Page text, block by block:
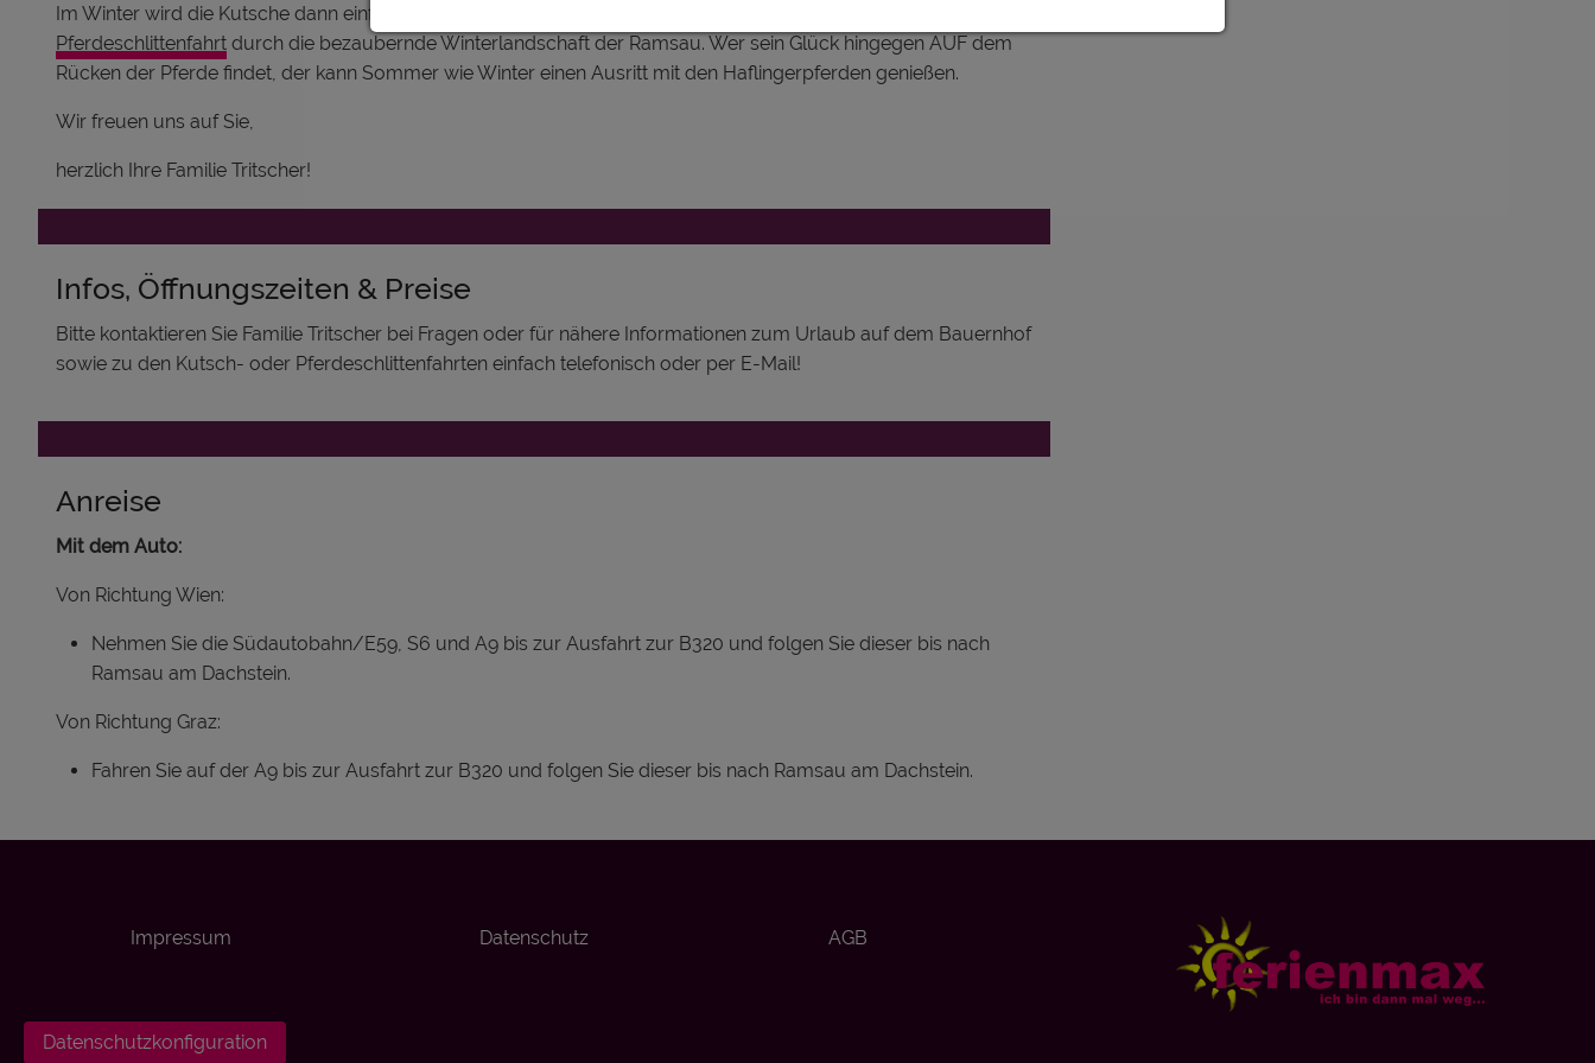
Im Winter wird die Kutsche dann einfach gegen einen Schlitten ausgetauscht und los geht die märchenhafte
Pferdeschlittenfahrt durch die bezaubernde Winterlandschaft der Ramsau. Wer sein Glück hingegen AUF dem
Rücken der Pferde findet, der kann Sommer wie Winter einen Ausritt mit den Haflingerpferden genießen.
Wir freuen uns auf Sie,
herzlich Ihre Familie Tritscher!
Infos, Öffnungszeiten & Preise
Bitte kontaktieren Sie Familie Tritscher bei Fragen oder für nähere Informationen zum Urlaub auf dem Bauernhof
sowie zu den Kutsch- oder Pferdeschlittenfahrten einfach telefonisch oder per E-Mail!
Anreise
Mit dem Auto:
Von Richtung Wien:
Nehmen Sie die Südautobahn/E59, S6 und A9 bis zur Ausfahrt zur B320 und folgen Sie dieser bis nach
Ramsau am Dachstein.
Von Richtung Graz:
Fahren Sie auf der A9 bis zur Ausfahrt zur B320 und folgen Sie dieser bis nach Ramsau am Dachstein.
Impressum Datenschutz AGB
Datenschutzkonfiguration